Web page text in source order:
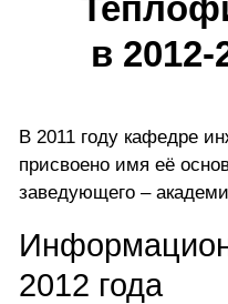
в 2012-
В 2011 году кафедре
присвоено имя её
заведующего –
2012 года